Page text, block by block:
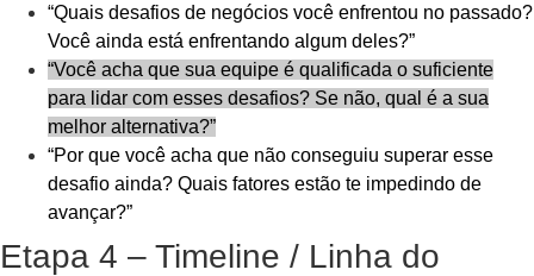
“Quais desafios de negócios você enfrentou no passado?
Você ainda está enfrentando algum deles?”
“Você acha que sua equipe é qualificada o suficiente
para lidar com esses desafios? Se não, qual é a sua
melhor alternativa?”
“Por que você acha que não conseguiu superar esse
desafio ainda? Quais fatores estão te impedindo de
avançar?”
Etapa 4 – Timeline / Linha do